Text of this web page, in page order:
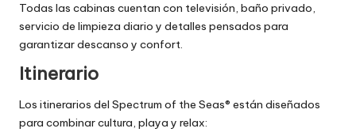
Todas las cabinas cuentan con televisión, baño privado,
servicio de limpieza diario y detalles pensados para
garantizar descanso y confort.
Itinerario
Los itinerarios del Spectrum of the Seas® están diseñados
para combinar cultura, playa y relax: